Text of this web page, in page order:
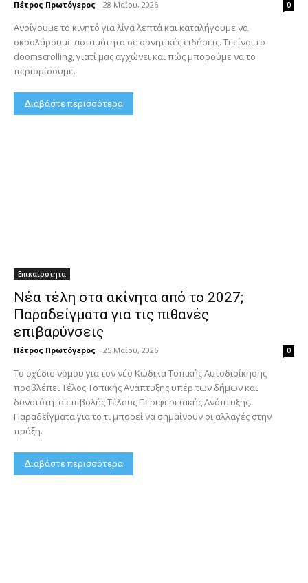
Πέτρος Πρωτόγερος - 28 Μαΐου, 2026 0
Ανοίγουμε το κινητό για λίγα λεπτά και καταλήγουμε να
σκρολάρουμε ασταμάτητα σε αρνητικές ειδήσεις. Τι είναι το
doomscrolling, γιατί μας αγχώνει και πώς μπορούμε να το
περιορίσουμε.
Διαβάστε περισσότερα
Επικαιρότητα
Νέα τέλη στα ακίνητα από το 2027;
Παραδείγματα για τις πιθανές
επιβαρύνσεις
Πέτρος Πρωτόγερος - 25 Μαΐου, 2026 0
Το σχέδιο νόμου για τον νέο Κώδικα Τοπικής Αυτοδιοίκησης
προβλέπει Τέλος Τοπικής Ανάπτυξης υπέρ των δήμων και
δυνατότητα επιβολής Τέλους Περιφερειακής Ανάπτυξης.
Παραδείγματα για το τι μπορεί να σημαίνουν οι αλλαγές στην
πράξη.
Διαβάστε περισσότερα